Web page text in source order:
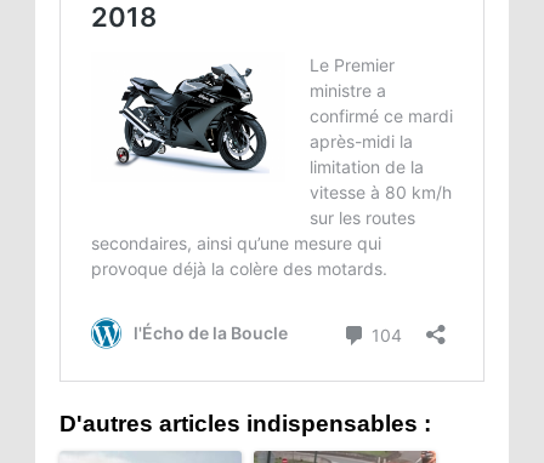
D'autres articles indispensables :